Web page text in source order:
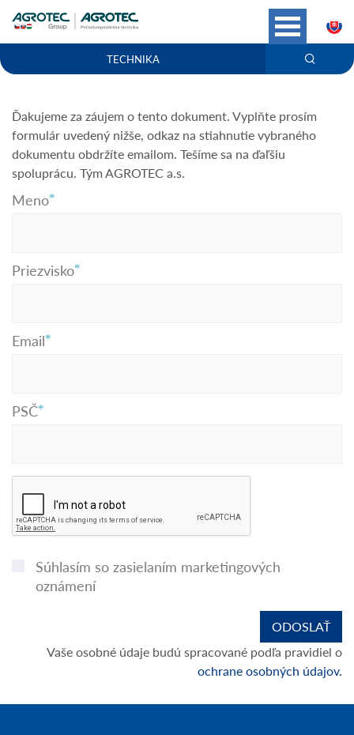
TECHNIKA
Ďakujeme za záujem o tento dokument. Vyplňte prosím
formulár uvedený nižše, odkaz na stiahnutie vybraného
dokumentu obdržíte emailom. Tešíme sa na ďaľšiu
spoluprácu. Tým AGROTEC a.s.
Meno
Priezvisko
Email
PSČ
Súhlasím so zasielaním marketingových
oznámení
Vaše osobné údaje budú spracované podľa pravidiel o
ochrane osobných údajov.